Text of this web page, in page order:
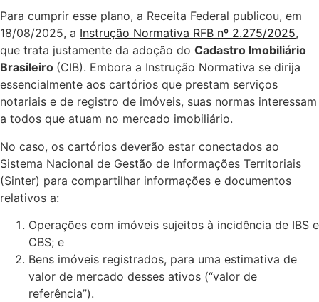
Para cumprir esse plano, a Receita Federal publicou, em
18/08/2025, a Instrução Normativa RFB nº 2.275/2025,
que trata justamente da adoção do Cadastro Imobiliário
Brasileiro (CIB). Embora a Instrução Normativa se dirija
essencialmente aos cartórios que prestam serviços
notariais e de registro de imóveis, suas normas interessam
a todos que atuam no mercado imobiliário.
No caso, os cartórios deverão estar conectados ao
Sistema Nacional de Gestão de Informações Territoriais
(Sinter) para compartilhar informações e documentos
relativos a:
Operações com imóveis sujeitos à incidência de IBS e
CBS; e
Bens imóveis registrados, para uma estimativa de
valor de mercado desses ativos (“valor de
referência”).